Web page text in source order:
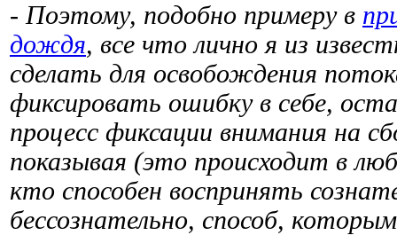
- Поэтому, подобно примеру в
дождя, все что лично я из
сделать для освобождения
фиксировать ошибку в себе,
процесс фиксации внимания на
показывая (это происходит в
кто способен воспринять
бессознательно, способ,